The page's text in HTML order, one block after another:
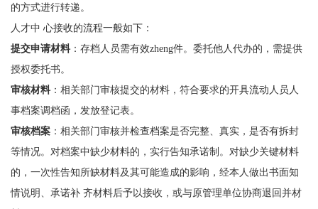
的方式进行转递。
人才中 心接收的流程一般如下：
提交申请材料：存档人员需有效zheng件。委托他人代办的，需提供
授权委托书。
审核材料：相关部门审核提交的材料，符合要求的开具流动人员人
事档案调档函，发放登记表。
审核档案：相关部门审核并检查档案是否完整、真实，是否有拆封
等情况。对档案中缺少材料的，实行告知承诺制。对缺少关键材料
的，一次性告知所缺材料及其可能造成的影响，经本人做出书面知
情说明、承诺补 齐材料后予以接收，或与原管理单位协商退回并材